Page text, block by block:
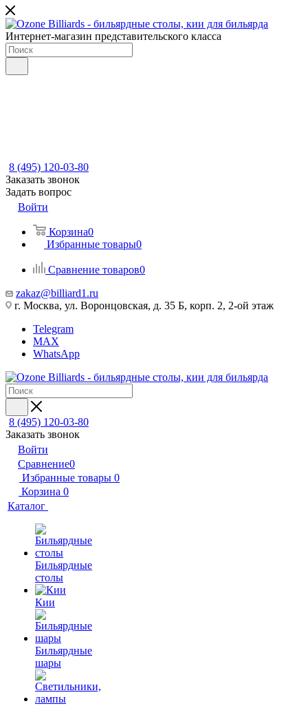
Интернет-магазин представительского класса
8 (495) 120-03-80
Заказать звонок
Задать вопрос
Войти
Корзина0
Избранные товары0
Сравнение товаров0
zakaz@billiard1.ru
г. Москва, ул. Воронцовская, д. 35 Б, корп. 2, 2-ой этаж
Telegram
MAX
WhatsApp
8 (495) 120-03-80
Заказать звонок
Войти
Сравнение0
Избранные товары 0
Корзина 0
Каталог
Бильярдные
столы
Кии
Бильярдные
шары